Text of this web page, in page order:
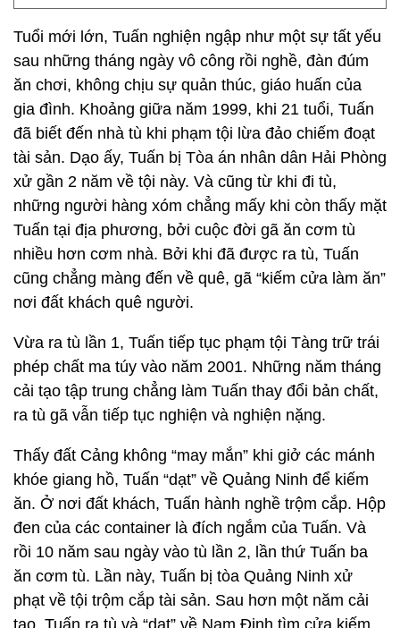
Tuổi mới lớn, Tuấn nghiện ngập như một sự tất yếu
sau những tháng ngày vô công rồi nghề, đàn đúm
ăn chơi, không chịu sự quản thúc, giáo huấn của
gia đình. Khoảng giữa năm 1999, khi 21 tuổi, Tuấn
đã biết đến nhà tù khi phạm tội lừa đảo chiếm đoạt
tài sản. Dạo ấy, Tuấn bị Tòa án nhân dân Hải Phòng
xử gần 2 năm về tội này. Và cũng từ khi đi tù,
những người hàng xóm chẳng mấy khi còn thấy mặt
Tuấn tại địa phương, bởi cuộc đời gã ăn cơm tù
nhiều hơn cơm nhà. Bởi khi đã được ra tù, Tuấn
cũng chẳng màng đến về quê, gã “kiếm cửa làm ăn”
nơi đất khách quê người.
Vừa ra tù lần 1, Tuấn tiếp tục phạm tội Tàng trữ trái
phép chất ma túy vào năm 2001. Những năm tháng
cải tạo tập trung chẳng làm Tuấn thay đổi bản chất,
ra tù gã vẫn tiếp tục nghiện và nghiện nặng.
Thấy đất Cảng không “may mắn” khi giở các mánh
khóe giang hồ, Tuấn “dạt” về Quảng Ninh để kiếm
ăn. Ở nơi đất khách, Tuấn hành nghề trộm cắp. Hộp
đen của các container là đích ngắm của Tuấn. Và
rồi 10 năm sau ngày vào tù lần 2, lần thứ Tuấn ba
ăn cơm tù. Lần này, Tuấn bị tòa Quảng Ninh xử
phạt về tội trộm cắp tài sản. Sau hơn một năm cải
tạo, Tuấn ra tù và “dạt” về Nam Định tìm cửa kiếm